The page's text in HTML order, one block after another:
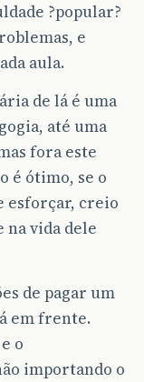
?popular?
e
aula.
de lá é uma
até uma
fora este
é ótimo, se o
esforçar, creio
na vida dele
de pagar um
em frente.
o
importando o